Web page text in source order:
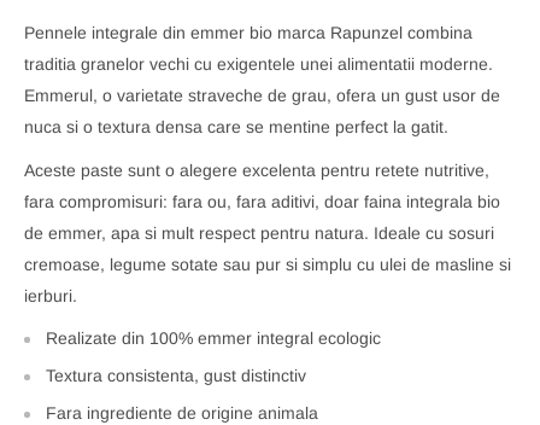
Pennele integrale din emmer bio marca Rapunzel combina
traditia granelor vechi cu exigentele unei alimentatii moderne.
Emmerul, o varietate straveche de grau, ofera un gust usor de
nuca si o textura densa care se mentine perfect la gatit.
Aceste paste sunt o alegere excelenta pentru retete nutritive,
fara compromisuri: fara ou, fara aditivi, doar faina integrala bio
de emmer, apa si mult respect pentru natura. Ideale cu sosuri
cremoase, legume sotate sau pur si simplu cu ulei de masline si
ierburi.
Realizate din 100% emmer integral ecologic
Textura consistenta, gust distinctiv
Fara ingrediente de origine animala